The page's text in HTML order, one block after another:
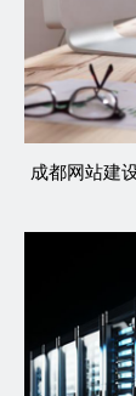
成都网站建